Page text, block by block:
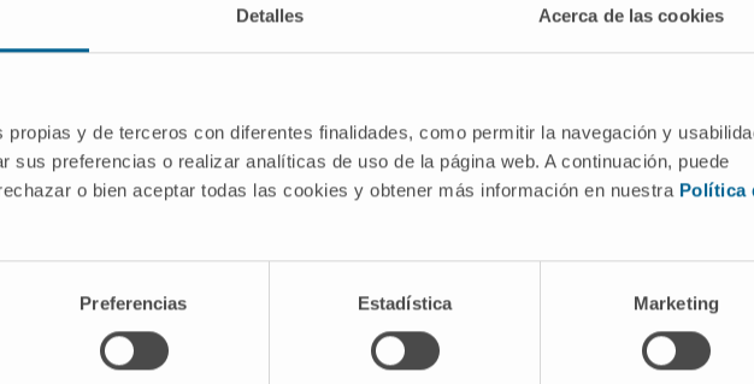
Detalles Acerca de las cookies
propias y de terceros con diferentes finalidades, como permitir la navegación y
sus preferencias o realizar analíticas de uso de la página web. A continuación, puede
o bien aceptar todas las cookies y obtener más información en nuestra Política
Preferencias Estadística Marketing
de hormonas que pasan tanto a la madre como al feto: hormonas
atravesar la barrera placentaria, ni las moléculas de gran tamaño como
se produce una infección del feto es porque el correspondiente virus o
placentaria.
de la Clínica Universidad de Navarra tiene como objetivo principal ofrecer un contexto y
única para tomar decisiones relacionadas con la salud. Esta información es meramente
de profesionales de la salud. Siempre es esencial consultar a un médico o
de Navarra no se responsabiliza por el uso inapropiado o la interpretación de la